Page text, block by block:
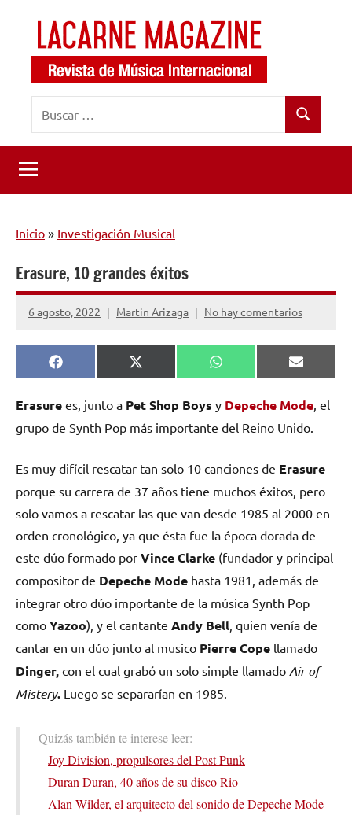
contenido
LaCarne
Magazine
de
música
internacional
Buscar
Inicio » Investigación Musical
Erasure, 10 grandes éxitos
6 agosto, 2022 Martin Arizaga No hay comentarios
Compartir
en
Facebook
Compartir
en
X
(Twitter)
Compartir
en
WhatsApp
en
Email
Erasure es, junto a Pet Shop Boys y Depeche Mode , el
grupo de Synth Pop más importante del Reino Unido.
Es muy difícil rescatar tan solo 10 canciones de Erasure
porque su carrera de 37 años tiene muchos éxitos, pero
solo vamos a rescatar las que van desde 1985 al 2000 en
orden cronológico, ya que ésta fue la época dorada de
este dúo formado por Vince Clarke (fundador y principal
compositor de Depeche Mode hasta 1981, además de
integrar otro dúo importante de la música Synth Pop
como Yazoo), y el cantante Andy Bell , quien venía de
cantar en un dúo junto al musico Pierre Cope llamado
Dinger, con el cual grabó un solo simple llamado Air of
Mistery. Luego se separarían en 1985.
Quizás también te interese leer:
–Joy Division, propulsores del Post Punk
–Duran Duran, 40 años de su disco Rio
– Alan Wilder, el arquitecto del sonido de Depeche Mode